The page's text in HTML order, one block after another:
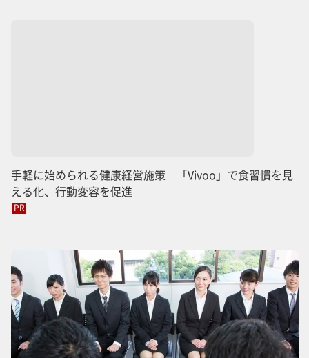
手軽に始められる健康経営施策 「Vivoo」で食習慣を見
える化、行動変容を促進
PR